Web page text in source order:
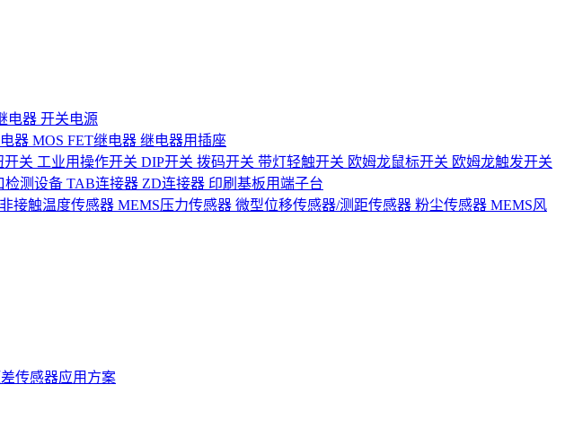
电器 开关电源
器 MOS FET继电器 继电器用插座
开关 工业用操作开关 DIP开关 拨码开关 带灯轻触开关 欧姆龙鼠标开关 欧姆龙触发开关
检测设备 TAB连接器 ZD连接器 印刷基板用端子台
接触温度传感器 MEMS压力传感器 微型位移传感器/测距传感器 粉尘传感器 MEMS风
传感器应用方案